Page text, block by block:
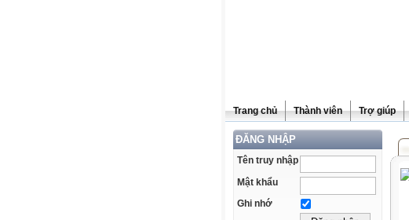
Trang chủ Thành viên Trợ giúp
ĐĂNG NHẬP
Tên truy nhập
Mật khẩu
Ghi nhớ